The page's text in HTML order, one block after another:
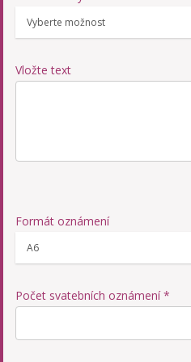
Vložte text
Formát oznámení
Počet svatebních oznámení *